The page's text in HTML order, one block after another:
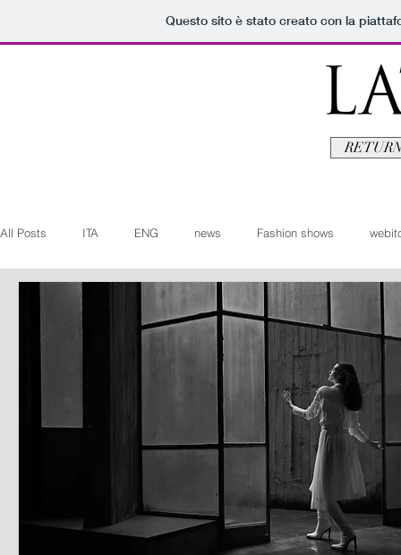
Questo sito è stato creato con la
All Posts ITA ENG news Fashion shows
Art+Culture latestman fashionvideo
Webitorials Video